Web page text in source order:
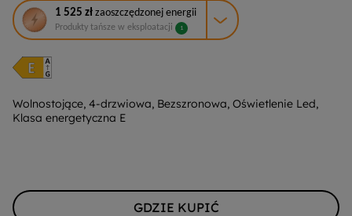
1 525 zł zaoszczędzonej energii
Produkty tańsze w eksploatacji 1
To
działanie
otworzy
narzędzie
do
energii
Youreko.
Wolnostojące, 4-drzwiowa, Bezszronowa, Oświetlenie Led,
Klasa energetyczna E
GDZIE KUPIĆ